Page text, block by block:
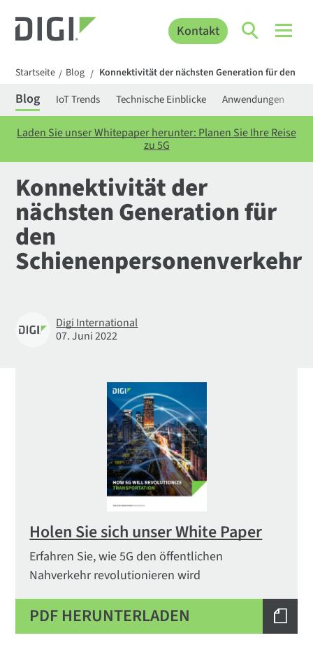
Kontakt
Startseite / Blog / Konnektivität der nächsten Generation für den
Blog IoT Trends Technische Einblicke Anwendungen
Laden Sie unser Whitepaper herunter: Planen Sie Ihre Reise
zu 5G
Konnektivität der
nächsten Generation für
den
Schienenpersonenverkehr
Digi International
07. Juni 2022
Holen Sie sich unser White Paper
Erfahren Sie, wie 5G den öffentlichen
Nahverkehr revolutionieren wird
PDF HERUNTERLADEN